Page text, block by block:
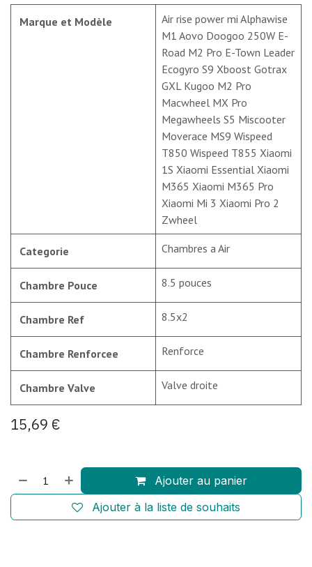
Marque et Modèle
Air rise power mi Alphawise
M1 Aovo Doogoo 250W E-
Road M2 Pro E-Town Leader
Ecogyro S9 Xboost Gotrax
GXL Kugoo M2 Pro
Macwheel MX Pro
Megawheels S5 Miscooter
Moverace MS9 Wispeed
T850 Wispeed T855 Xiaomi
1S Xiaomi Essential Xiaomi
M365 Xiaomi M365 Pro
Xiaomi Mi 3 Xiaomi Pro 2
Zwheel
Categorie Chambres a Air
Chambre Pouce 8.5 pouces
Chambre Ref 8.5x2
Chambre Renforcee Renforce
Chambre Valve Valve droite
15,69 €
Ajouter au panier
Ajouter à la liste de souhaits